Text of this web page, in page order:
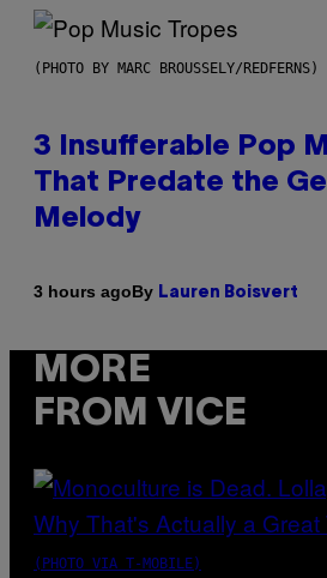
(PHOTO BY MARC BROUSSELY/REDFERNS)
3 Insufferable Pop
That Predate the
Melody
3 hours agoBy Lauren Boisvert
MORE
FROM VICE
(PHOTO VIA T-MOBILE)